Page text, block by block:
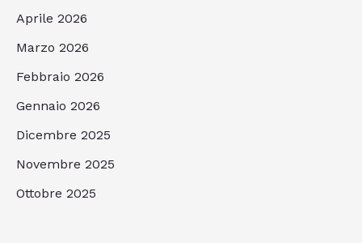
Aprile 2026
Marzo 2026
Febbraio 2026
Gennaio 2026
Dicembre 2025
Novembre 2025
Ottobre 2025